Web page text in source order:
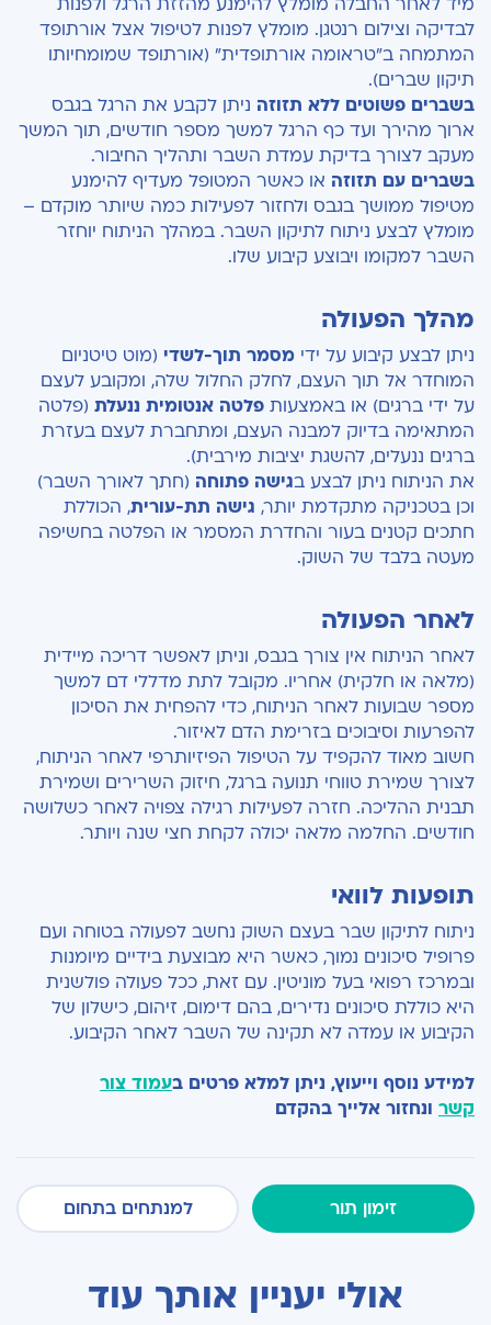
לבדיקה וצילום רנטגן. מומלץ לפנות לטיפול אצל אורתופד
המתמחה ב"טראומה אורתופדית" (אורתופד שמומחיותו
תיקון שברים).
בשברים פשוטים ללא תזוזה ניתן לקבע את הרגל בגבס
ארוך מהירך ועד כף הרגל למשך מספר חודשים, תוך המשך
מעקב לצורך בדיקת עמדת השבר ותהליך החיבור.
בשברים עם תזוזה או כאשר המטופל מעדיף להימנע
מטיפול ממושך בגבס ולחזור לפעילות כמה שיותר מוקדם –
מומלץ לבצע ניתוח לתיקון השבר. במהלך הניתוח יוחזר
השבר למקומו ויבוצע קיבוע שלו.
מהלך הפעולה
ניתן לבצע קיבוע על ידי מסמר תוך-לשדי (מוט טיטניום
המוחדר אל תוך העצם, לחלק החלול שלה, ומקובע לעצם
על ידי ברגים) או באמצעות פלטה אנטומית ננעלת (פלטה
המתאימה בדיוק למבנה העצם, ומתחברת לעצם בעזרת
ברגים ננעלים, להשגת יציבות מירבית).
את הניתוח ניתן לבצע בגישה פתוחה (חתך לאורך השבר)
וכן בטכניקה מתקדמת יותר, גישה תת-עורית, הכוללת
חתכים קטנים בעור והחדרת המסמר או הפלטה בחשיפה
מעטה בלבד של השוק.
לאחר הפעולה
לאחר הניתוח אין צורך בגבס, וניתן לאפשר דריכה מיידית
(מלאה או חלקית) אחריו. מקובל לתת מדללי דם למשך
מספר שבועות לאחר הניתוח, כדי להפחית את הסיכון
להפרעות וסיבוכים בזרימת הדם לאיזור.
חשוב מאוד להקפיד על הטיפול הפיזיותרפי לאחר הניתוח,
לצורך שמירת טווחי תנועה ברגל, חיזוק השרירים ושמירת
תבנית ההליכה. חזרה לפעילות רגילה צפויה לאחר כשלושה
חודשים. החלמה מלאה יכולה לקחת חצי שנה ויותר.
תופעות לוואי
ניתוח לתיקון שבר בעצם השוק נחשב לפעולה בטוחה ועם
פרופיל סיכונים נמוך, כאשר היא מבוצעת בידיים מיומנות
ובמרכז רפואי בעל מוניטין. עם זאת, ככל פעולה פולשנית
היא כוללת סיכונים נדירים, בהם דימום, זיהום, כישלון של
הקיבוע או עמדה לא תקינה של השבר לאחר הקיבוע.
למידע נוסף וייעוץ, ניתן למלא פרטים בעמוד צור
קשר ונחזור אלייך בהקדם
זימון תור למנתחים בתחום
אולי יעניין אותך עוד